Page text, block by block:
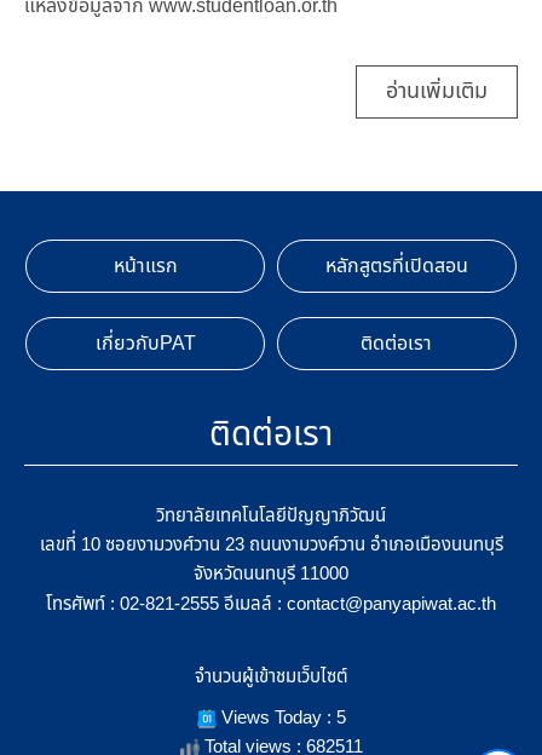
แหล่งข้อมูลจาก www.studentloan.or.th
อ่านเพิ่มเติม
หน้าแรก หลักสูตรที่เปิดสอน
เกี่ยวกับPAT ติดต่อเรา
ติดต่อเรา
วิทยาลัยเทคโนโลยีปัญญาภิวัฒน์
เลขที่ 10 ซอยงามวงศ์วาน 23 ถนนงามวงศ์วาน อำเภอเมืองนนทบุรี
จังหวัดนนทบุรี 11000
โทรศัพท์ : 02-821-2555 อีเมลล์ : contact@panyapiwat.ac.th
จำนวนผู้เข้าชมเว็บไซต์
Views Today : 5
Total views : 682511